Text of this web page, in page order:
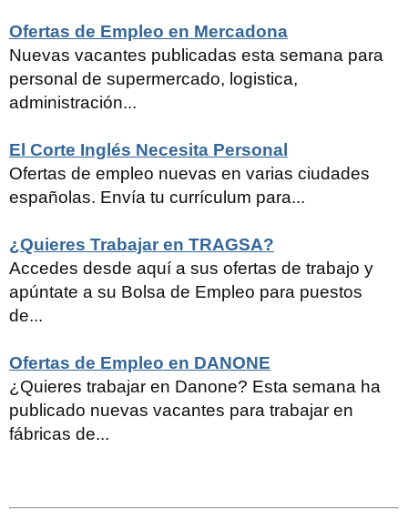
Ofertas de Empleo en Mercadona
Nuevas vacantes publicadas esta semana para
personal de supermercado, logistica,
administración...
El Corte Inglés Necesita Personal
Ofertas de empleo nuevas en varias ciudades
españolas. Envía tu currículum para...
¿Quieres Trabajar en TRAGSA?
Accedes desde aquí a sus ofertas de trabajo y
apúntate a su Bolsa de Empleo para puestos
de...
Ofertas de Empleo en DANONE
¿Quieres trabajar en Danone? Esta semana ha
publicado nuevas vacantes para trabajar en
fábricas de...